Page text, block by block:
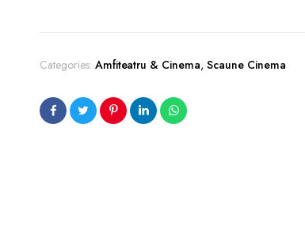
Categories: Amfiteatru & Cinema,Scaune Cinema